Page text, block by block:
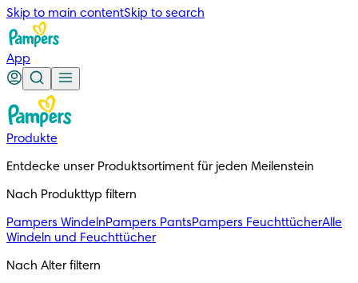
Skip to main contentSkip to search
App
Produkte
Entdecke unser Produktsortiment für jeden Meilenstein
Nach Produkttyp filtern
Pampers WindelnPampers PantsPampers FeuchttücherAlle
Windeln und Feuchttücher
Nach Alter filtern